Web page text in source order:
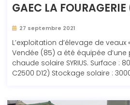
GAEC LA
27 septembre 2021
L’exploitation d’élevage de veaux
Vendée (85) a été équipée d’une
chaude solaire SYRIUS. Surface :
C2500 D12) Stockage solaire :